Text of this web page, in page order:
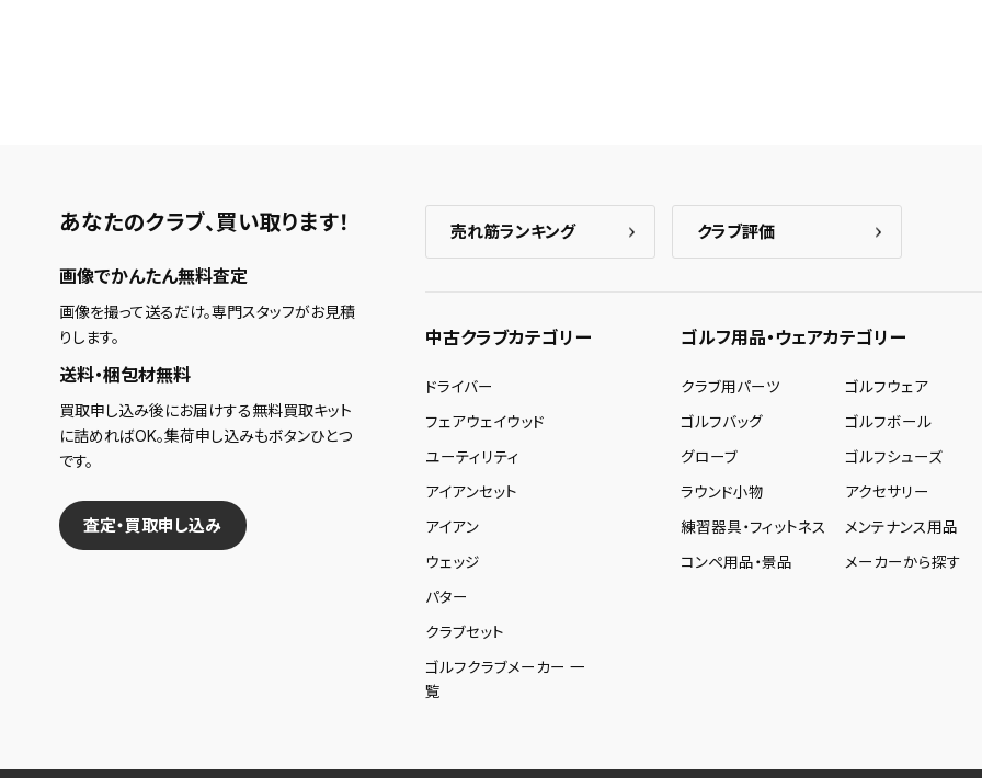
あなたのクラブ、 買い取ります！
画像でかんたん無料査定
画像を撮って送るだけ。専門スタッフがお見積
りします。
送料・梱包材無料
買取申し込み後にお届けする無料買取キット
に詰めればOK。集荷申し込みもボタンひとつ
です。
査定・買取申し込み
売れ筋ランキング クラブ評価
中古クラブカテゴリー
ドライバー
フェアウェイウッド
ユーティリティ
アイアンセット
アイアン
ウェッジ
パター
クラブセット
ゴルフクラブメーカー 一
覧
ゴルフ用品・ウェアカテゴリー
クラブ用パーツ
ゴルフウェア
ゴルフバッグ
ゴルフボール
グローブ
ゴルフシューズ
ラウンド小物
アクセサリー
練習器具・フィットネス
メンテナンス用品
コンペ用品・景品
メーカーから探す